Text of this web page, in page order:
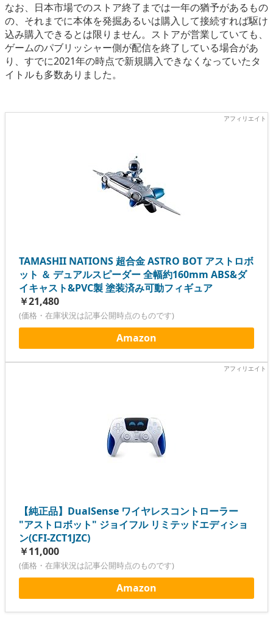
なお、日本市場でのストア終了までは一年の猶予があるもの
の、それまでに本体を発掘あるいは購入して接続すれば駆け
込み購入できるとは限りません。ストアが営業していても、
ゲームのパブリッシャー側が配信を終了している場合があ
り、すでに2021年の時点で新規購入できなくなっていたタ
イトルも多数ありました。
TAMASHII NATIONS 超合金 ASTRO BOT アストロボ
ット ＆ デュアルスピーダー 全幅約160mm ABS&ダ
イキャスト&PVC製 塗装済み可動フィギュア
￥21,480
(価格・在庫状況は記事公開時点のものです)
Amazon
【純正品】DualSense ワイヤレスコントローラー
"アストロボット" ジョイフル リミテッドエディショ
ン(CFI-ZCT1JZC)
￥11,000
(価格・在庫状況は記事公開時点のものです)
Amazon